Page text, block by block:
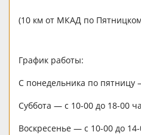
(10 км от МКАД по
График работы:
С понедельника по пятницу
Суббота — с 10-00 до 18-00
Воскресенье — c 10-00 до